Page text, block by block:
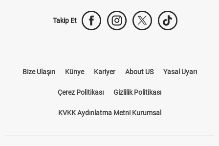
Takip Et
Bize Ulaşın Künye Kariyer About US Yasal Uyarı
Çerez Politikası Gizlilik Politikası
KVKK Aydınlatma Metni Kurumsal